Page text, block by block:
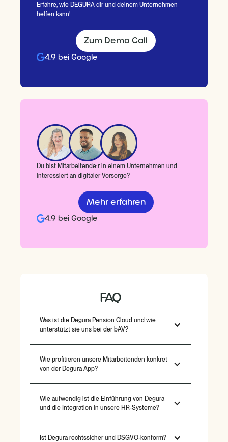
Erfahre, wie DEGURA dir und deinem Unternehmen
helfen kann!
Zum Demo Call
4.9 bei Google
Du bist Mitarbeitende:r in einem Unternehmen und
interessiert an digitaler Vorsorge?
Mehr erfahren
4.9 bei Google
FAQ
Was ist die Degura Pension Cloud und wie
unterstützt sie uns bei der bAV?
Wie profitieren unsere Mitarbeitenden konkret
von der Degura App?
Wie aufwendig ist die Einführung von Degura
und die Integration in unsere HR-Systeme?
Ist Degura rechtssicher und DSGVO-konform?